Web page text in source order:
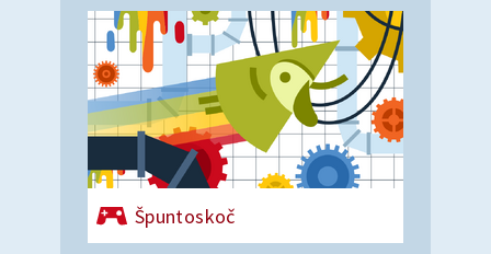
Špuntoskoč